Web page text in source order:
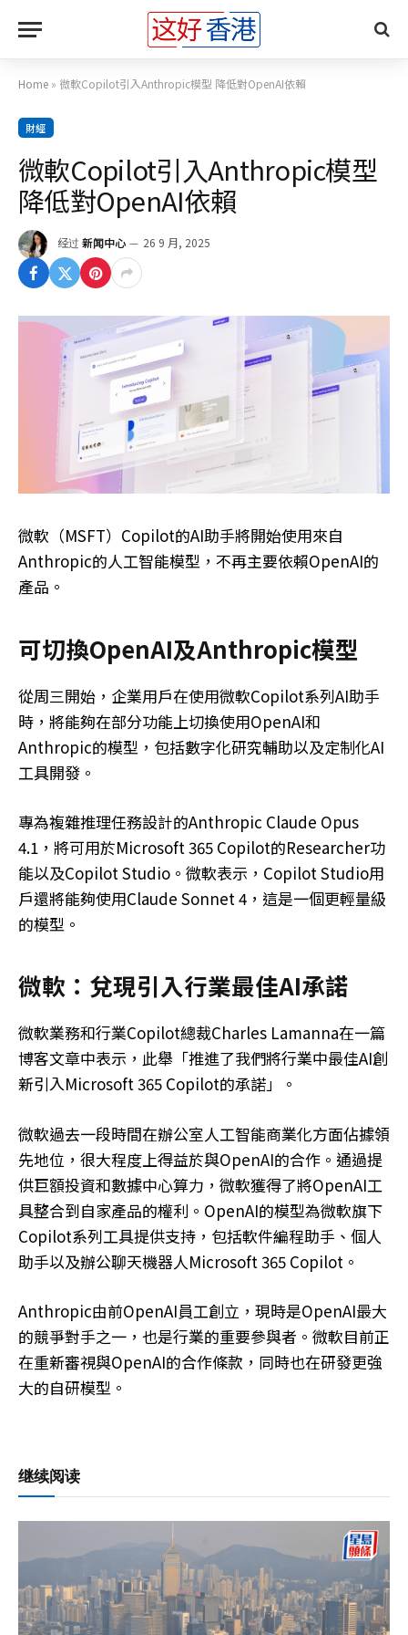
Home » 微軟Copilot引入Anthropic模型 降低對OpenAI依賴
財經
微軟Copilot引入Anthropic模型
降低對OpenAI依賴
经过 新闻中心 26 9 月, 2025
微軟（MSFT）Copilot的AI助手將開始使用來自
Anthropic的人工智能模型，不再主要依賴OpenAI的
產品。
可切換OpenAI及Anthropic模型
從周三開始，企業用戶在使用微軟Copilot系列AI助手
時，將能夠在部分功能上切換使用OpenAI和
Anthropic的模型，包括數字化研究輔助以及定制化AI
工具開發。
專為複雜推理任務設計的Anthropic Claude Opus
4.1，將可用於Microsoft 365 Copilot的Researcher功
能以及Copilot Studio。微軟表示，Copilot Studio用
戶還將能夠使用Claude Sonnet 4，這是一個更輕量級
的模型。
微軟：兌現引入行業最佳AI承諾
微軟業務和行業Copilot總裁Charles Lamanna在一篇
博客文章中表示，此舉「推進了我們將行業中最佳AI創
新引入Microsoft 365 Copilot的承諾」。
微軟過去一段時間在辦公室人工智能商業化方面佔據領
先地位，很大程度上得益於與OpenAI的合作。通過提
供巨額投資和數據中心算力，微軟獲得了將OpenAI工
具整合到自家產品的權利。OpenAI的模型為微軟旗下
Copilot系列工具提供支持，包括軟件編程助手、個人
助手以及辦公聊天機器人Microsoft 365 Copilot。
Anthropic由前OpenAI員工創立，現時是OpenAI最大
的競爭對手之一，也是行業的重要參與者。微軟目前正
在重新審視與OpenAI的合作條款，同時也在研發更強
大的自研模型。
继续阅读